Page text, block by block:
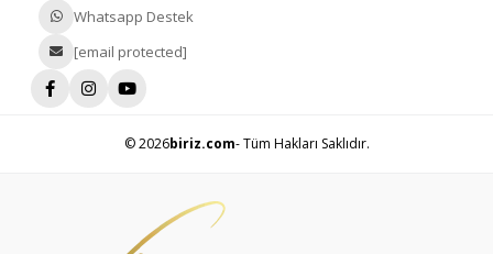
Whatsapp Destek
[email protected]
© 2026biriz.com- Tüm Hakları Saklıdır.